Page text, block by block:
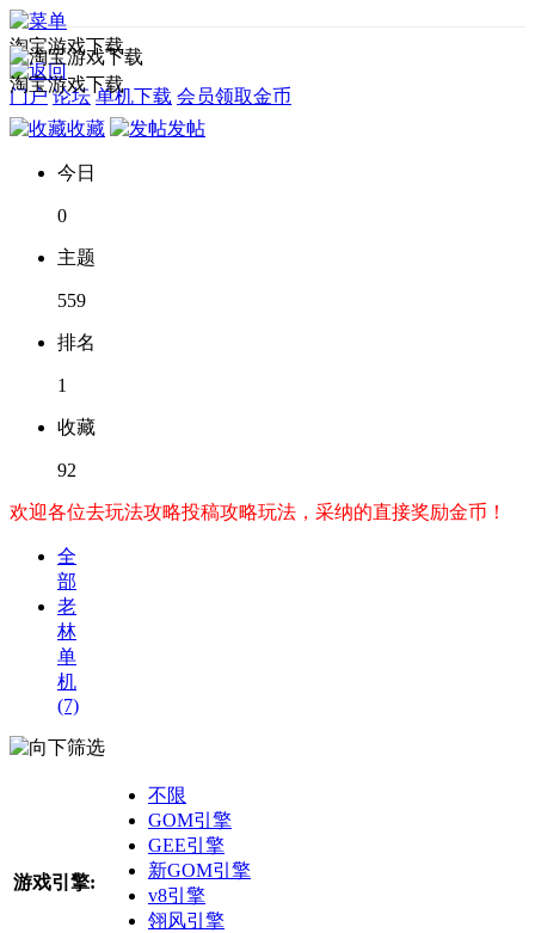
淘宝游戏下载
门户 论坛 单机下载 会员领取金币
淘宝游戏下载
收藏 发帖
今日
0
主题
559
排名
1
收藏
92
欢迎各位去玩法攻略投稿攻略玩法，采纳的直接奖励金币！
全
部
老
林
单
机
(7)
筛选
游戏引擎:
不限
GOM引擎
GEE引擎
新GOM引擎
v8引擎
翎风引擎